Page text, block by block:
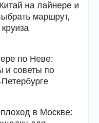
на лайнере и
маршрут,
по Неве:
и советы по
в Москве: